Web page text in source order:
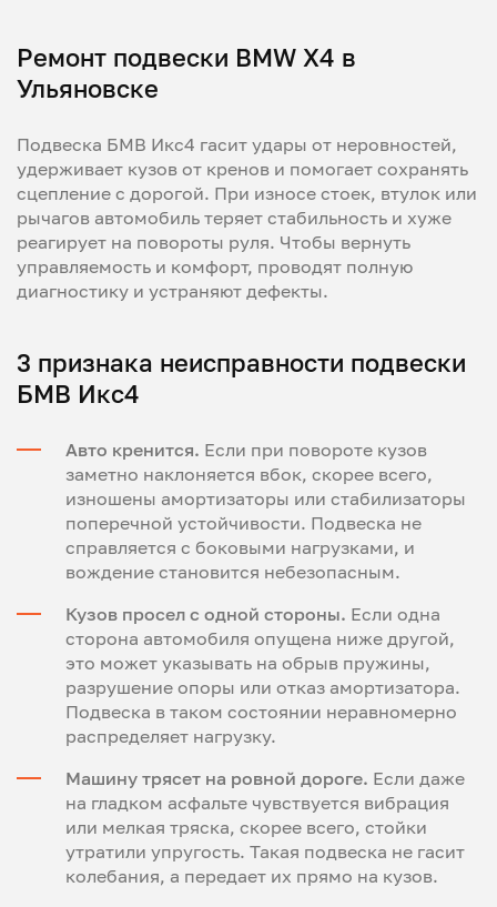
Ремонт подвески BMW X4 в
Ульяновске
Подвеска БМВ Икс4 гасит удары от неровностей,
удерживает кузов от кренов и помогает сохранять
сцепление с дорогой. При износе стоек, втулок или
рычагов автомобиль теряет стабильность и хуже
реагирует на повороты руля. Чтобы вернуть
управляемость и комфорт, проводят полную
диагностику и устраняют дефекты.
3 признака неисправности подвески
БМВ Икс4
Авто кренится. Если при повороте кузов
заметно наклоняется вбок, скорее всего,
изношены амортизаторы или стабилизаторы
поперечной устойчивости. Подвеска не
справляется с боковыми нагрузками, и
вождение становится небезопасным.
Кузов просел с одной стороны. Если одна
сторона автомобиля опущена ниже другой,
это может указывать на обрыв пружины,
разрушение опоры или отказ амортизатора.
Подвеска в таком состоянии неравномерно
распределяет нагрузку.
Машину трясет на ровной дороге. Если даже
на гладком асфальте чувствуется вибрация
или мелкая тряска, скорее всего, стойки
утратили упругость. Такая подвеска не гасит
колебания, а передает их прямо на кузов.